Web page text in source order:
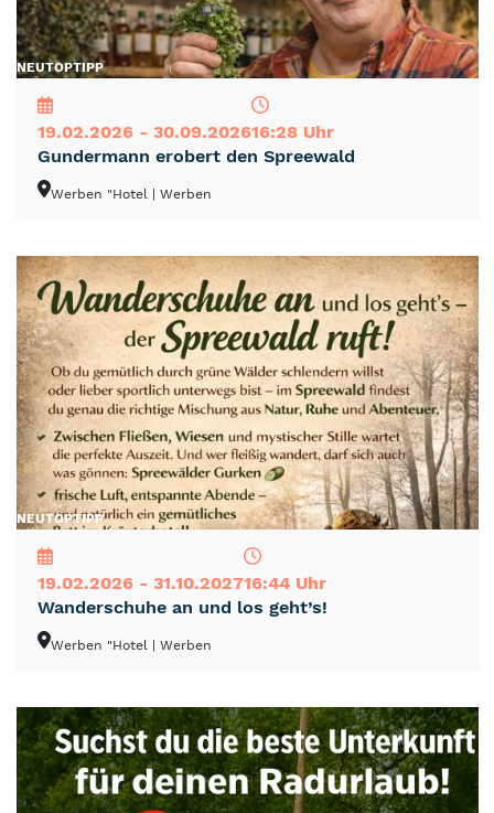
NEUTOPTIPP
19.02.2026 - 30.09.202616:28 Uhr
Gundermann erobert den Spreewald
Werben "Hotel | Werben
NEUTOPTIPP
19.02.2026 - 31.10.202716:44 Uhr
Wanderschuhe an und los geht’s!
Werben "Hotel | Werben